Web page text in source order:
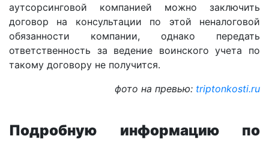
аутсорсинговой компанией можно заключить
договор на консультации по этой неналоговой
обязанности компании, однако передать
ответственность за ведение воинского учета по
такому договору не получится.
фото на превью: triptonkosti.ru
Подробную информацию по